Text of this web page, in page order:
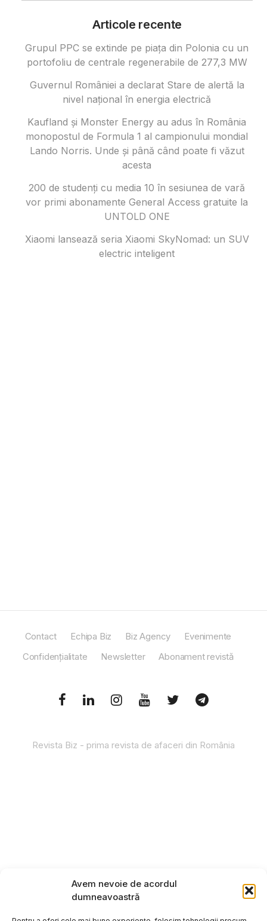
Avem nevoie de acordul
dumneavoastră
Articole recente
Grupul PPC se extinde pe piața din Polonia cu un
portofoliu de centrale regenerabile de 277,3 MW
Guvernul României a declarat Stare de alertă la
nivel național în energia electrică
Kaufland și Monster Energy au adus în România
monopostul de Formula 1 al campionului mondial
Lando Norris. Unde și până când poate fi văzut
acesta
200 de studenți cu media 10 în sesiunea de vară
vor primi abonamente General Access gratuite la
UNTOLD ONE
Xiaomi lansează seria Xiaomi SkyNomad: un SUV
electric inteligent
Contact Echipa Biz Biz Agency
Evenimente
Confidențialitate
Newsletter Abonament revistă
Revista Biz - prima revista de afaceri din România